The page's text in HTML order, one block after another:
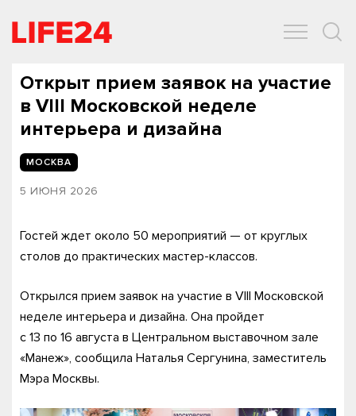
Открыт прием заявок на участие
в VIII Московской неделе
интерьера и дизайна
МОСКВА
5 ИЮНЯ 2026
Гостей ждет около 50 мероприятий — от круглых
столов до практических мастер-классов.
Открылся прием заявок на участие в VIII Московской
неделе интерьера и дизайна. Она пройдет
с 13 по 16 августа в Центральном выставочном зале
«Манеж», сообщила Наталья Сергунина, заместитель
Мэра Москвы.